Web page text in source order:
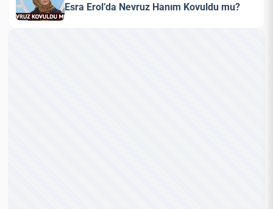
Esra Erol’da Nevruz Hanım Kovuldu mu?